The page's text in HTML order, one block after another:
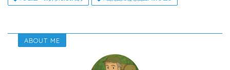
ABOUT ME